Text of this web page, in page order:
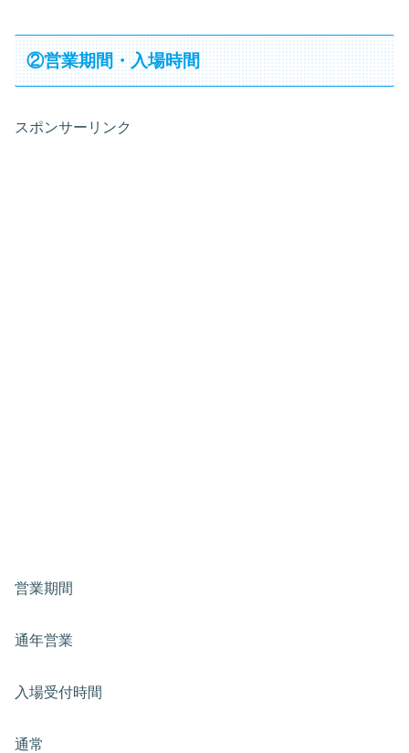
②営業期間・入場時間
スポンサーリンク
営業期間
通年営業
入場受付時間
通常